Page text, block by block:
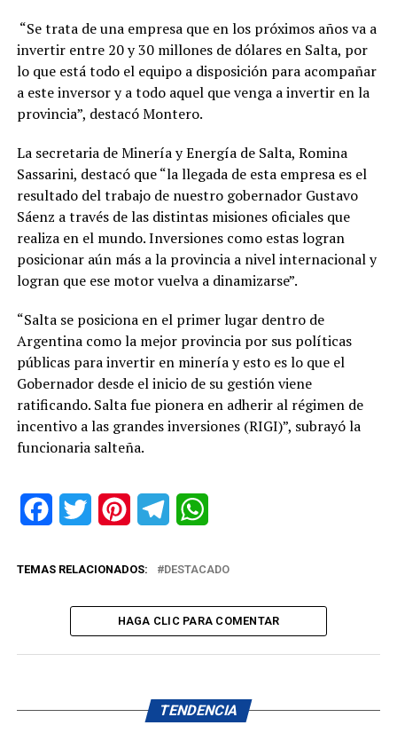
“Se trata de una empresa que en los próximos años va a
invertir entre 20 y 30 millones de dólares en Salta, por
lo que está todo el equipo a disposición para acompañar
a este inversor y a todo aquel que venga a invertir en la
provincia”, destacó Montero.
La secretaria de Minería y Energía de Salta, Romina
Sassarini, destacó que “la llegada de esta empresa es el
resultado del trabajo de nuestro gobernador Gustavo
Sáenz a través de las distintas misiones oficiales que
realiza en el mundo. Inversiones como estas logran
posicionar aún más a la provincia a nivel internacional y
logran que ese motor vuelva a dinamizarse”.
“Salta se posiciona en el primer lugar dentro de
Argentina como la mejor provincia por sus políticas
públicas para invertir en minería y esto es lo que el
Gobernador desde el inicio de su gestión viene
ratificando. Salta fue pionera en adherir al régimen de
incentivo a las grandes inversiones (RIGI)”, subrayó la
funcionaria salteña.
FacebookTwitter PinterestTelegram
TEMAS RELACIONADOS: DESTACADO
HAGA CLIC PARA COMENTAR
TENDENCIA